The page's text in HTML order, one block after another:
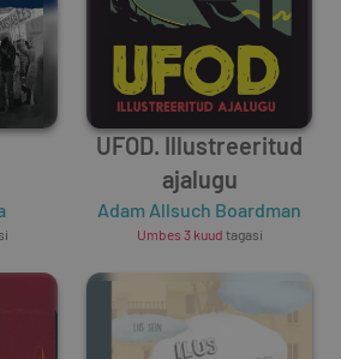
UFOD. Illustreeritud
ajalugu
Adam Allsuch Boardman
Umbes 3 kuud tagasi